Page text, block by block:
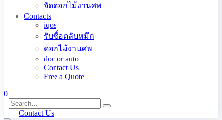
จัดดอกไม้งานศพ
Contacts
iqos
รับซื้อตลับหมึก
ดอกไม้งานศพ
doctor auto
Contact Us
Free a Quote
0
Contact Us